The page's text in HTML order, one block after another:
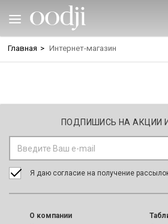
Главная > Интернет-магазин
ПОДПИШИСЬ НА АКЦИИ
Я даю согласие на получение
O компании